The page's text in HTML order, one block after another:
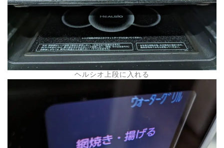
ヘルシオ上段に入れる